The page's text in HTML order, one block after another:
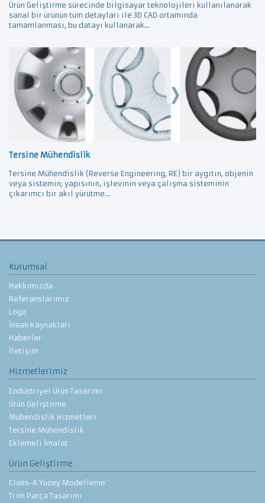
Ürün Geliştirme sürecinde bilgisayar teknolojileri kullanılanarak
sanal bir ürünün tüm detayları ile 3D CAD ortamında
tamamlanması, bu datayı kullanarak...
Tersine Mühendislik
Tersine Mühendislik (Reverse Engineering, RE) bir aygıtın, objenin
veya sistemin; yapısının, işlevinin veya çalışma sisteminin
çıkarımcı bir akıl yürütme...
Kurumsal
Hakkımızda
Referanslarımız
Logo
İnsan Kaynakları
Haberler
İletişim
Hizmetlerimiz
Endüstriyel Ürün Tasarımı
Ürün Geliştirme
Mühendislik Hizmetleri
Tersine Mühendislik
Eklemeli İmalat
Ürün Geliştirme
Class-A Yüzey Modelleme
Trim Parça Tasarımı